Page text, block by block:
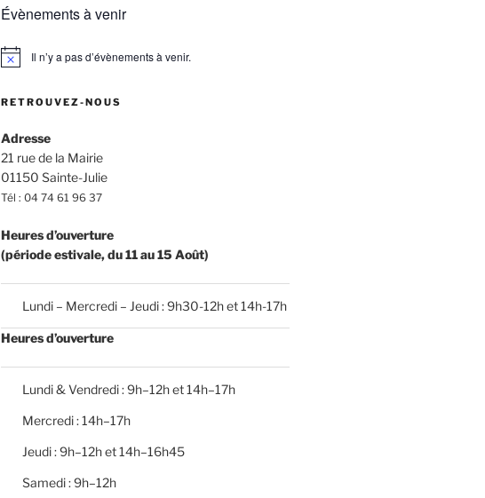
Évènements à venir
N
i
e
Il n’y a pas d’évènements à venir.
RETROUVEZ-NOUS
Adresse
21 rue de la Mairie
01150 Sainte-Julie
Tél : 04 74 61 96 37
Heures d’ouverture
(période estivale, du 11 au 15 Août)
Lundi – Mercredi – Jeudi : 9h30-12h et 14h-17h
Heures d’ouverture
Lundi & Vendredi : 9h–12h et 14h–17h
Mercredi : 14h–17h
Jeudi : 9h–12h et 14h–16h45
Samedi : 9h–12h